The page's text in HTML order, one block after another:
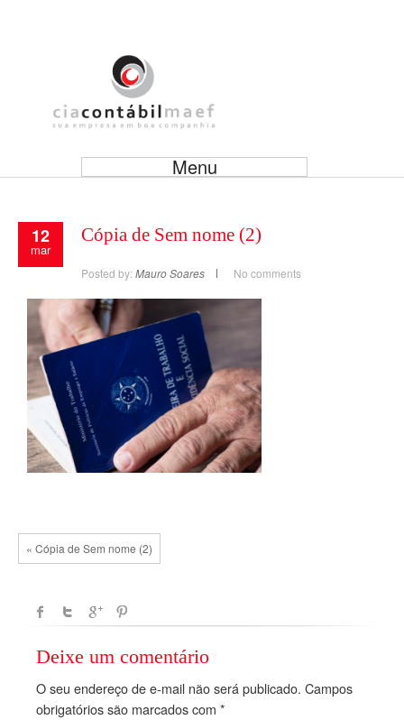
Menu
12
mar
Cópia de Sem nome (2)
Posted by: Mauro Soares No comments
« Cópia de Sem nome (2)
Deixe um comentário
O seu endereço de e-mail não será publicado. Campos
obrigatórios são marcados com *